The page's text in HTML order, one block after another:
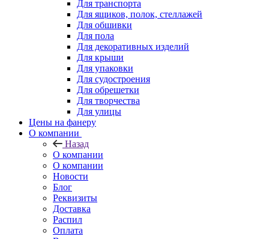
Для транспорта
Для ящиков, полок, стеллажей
Для обшивки
Для пола
Для декоративных изделий
Для крыши
Для упаковки
Для судостроения
Для обрешетки
Для творчества
Для улицы
Цены на фанеру
О компании
Назад
О компании
О компании
Новости
Блог
Реквизиты
Доставка
Распил
Оплата